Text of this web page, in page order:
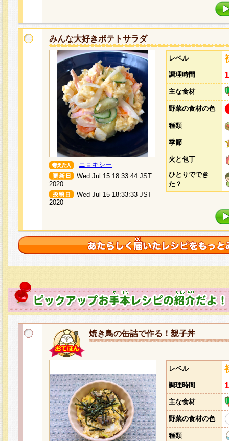
みんな大好きポテトサラダ
ニョキシー
Wed Jul 15 18:33:44 JST
2020
Wed Jul 15 18:33:33 JST
2020
レベル
調理時間
主な食材
野菜の食材の色
種類
季節
火と包丁
ひとりででき
た？
焼き鳥の缶詰で作る！親子丼
レベル
調理時間
主な食材
野菜の食材の色
種類